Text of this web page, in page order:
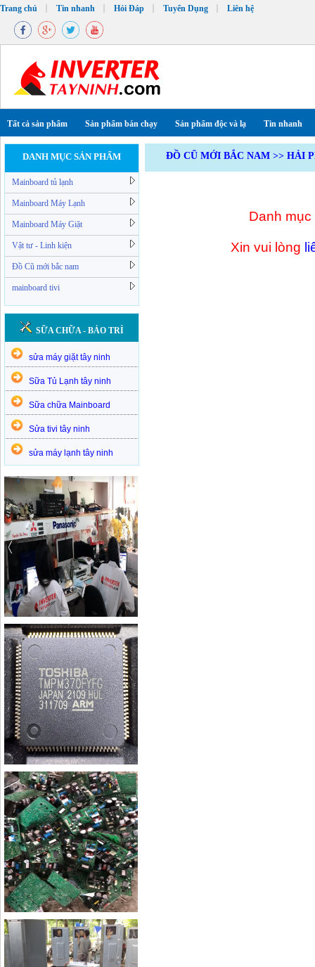
Trang chủ Tin nhanh Hỏi Đáp Tuyển Dụng Liên hệ
Tất cả sản phẩm Sản phẩm bán chạy Sản phẩm độc và lạ Tin nhanh
DANH MỤC SẢN PHẨM
Mainboard tủ lạnh
Mainboard Máy Lạnh
Mainboard Máy Giặt
Vật tư - Linh kiện
Đồ Cũ mới bắc nam
mainboard tivi
SỮA CHỮA - BẢO TRÌ
sửa máy giặt tây ninh
Sữa Tủ Lạnh tây ninh
Sữa chữa Mainboard
Sửa tivi tây ninh
sửa máy lạnh tây ninh
ĐỒ CŨ MỚI BẮC NAM >> HẢI
Danh
Xin vui lòng